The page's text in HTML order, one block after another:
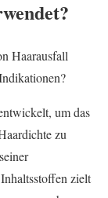
Haarausfall
um das
zu
zielt